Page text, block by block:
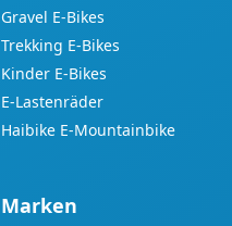
Gravel E-Bikes
Trekking E-Bikes
Kinder E-Bikes
E-Lastenräder
Haibike E-Mountainbike
Marken